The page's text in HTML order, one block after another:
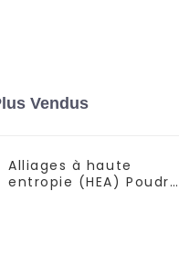
Vendus
Alliages à haute
entropie (HEA) Poudre